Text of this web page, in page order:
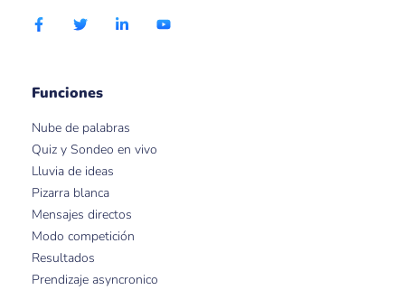
Funciones
Nube de palabras
Quiz y Sondeo en vivo
Lluvia de ideas
Pizarra blanca
Mensajes directos
Modo competición
Resultados
Prendizaje asyncronico